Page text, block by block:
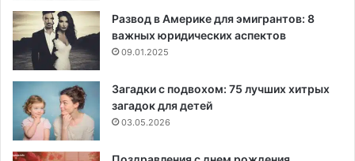
Развод в Америке для эмигрантов: 8
важных юридических аспектов
09.01.2025
Загадки с подвохом: 75 лучших хитрых
загадок для детей
03.05.2026